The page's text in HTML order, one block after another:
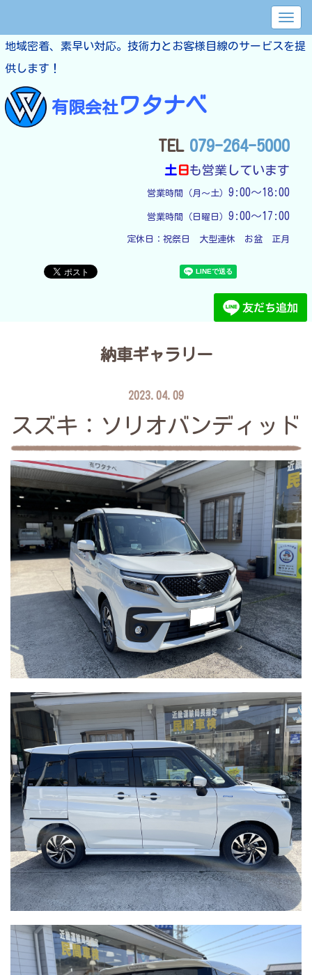
地域密着、素早い対応。技術力とお客様目線のサービスを提
供します！
有限会社ワタナベ
TEL 079-264-5000
土日も営業しています
営業時間（月～土） 9:00～18:00
営業時間（日曜日） 9:00～17:00
定休日： 祝祭日　大型連休　お盆　正月
納車ギャラリー
2023.04.09
スズキ：ソリオバンディッド